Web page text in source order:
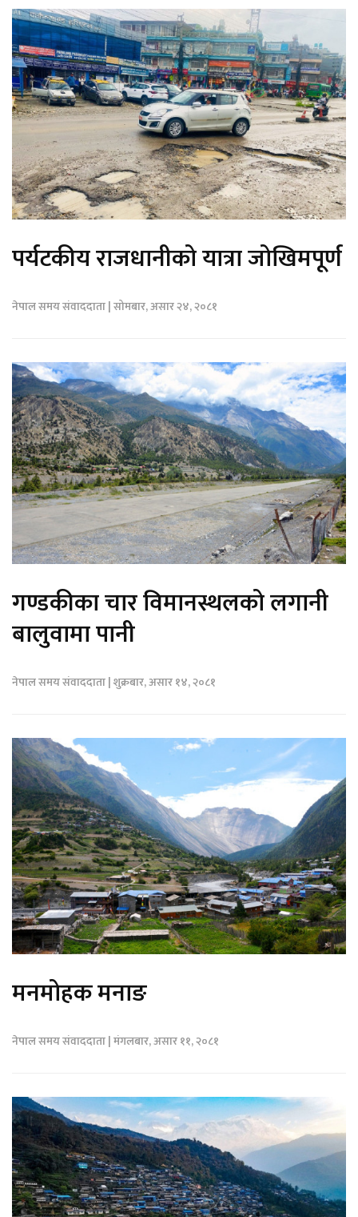
पर्यटकीय राजधानीको यात्रा जोखिमपूर्ण
नेपाल समय संवाददाता | सोमबार, असार २४, २०८१
गण्डकीका चार विमानस्थलको लगानी
बालुवामा पानी
नेपाल समय संवाददाता | शुक्रबार, असार १४, २०८१
मनमोहक मनाङ
नेपाल समय संवाददाता | मंगलबार, असार ११, २०८१